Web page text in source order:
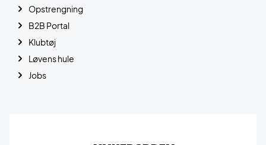
Opstrengning
B2B Portal
Klubtøj
Løvens hule
Jobs